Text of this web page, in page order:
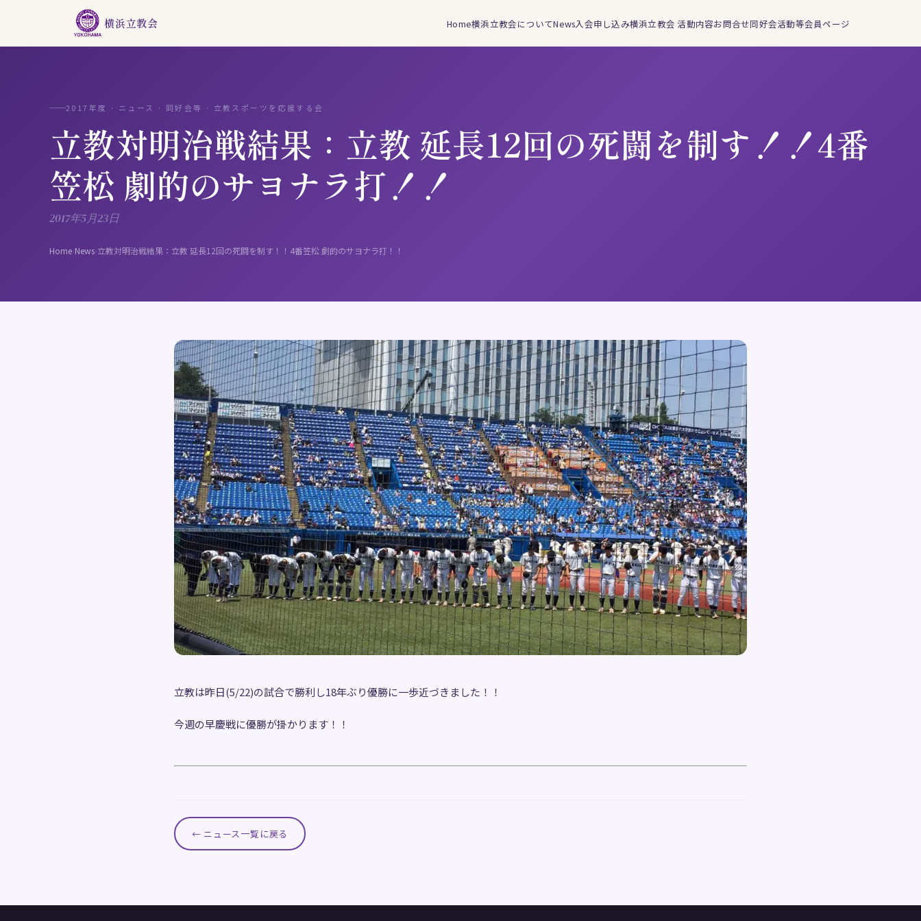
横浜立教会 Home横浜立教会についてNews入会申し込み横浜立教会 活動内容お問合せ同好会活動等会員ページ
2017年度 · ニュース · 同好会等 · 立教スポーツを応援する会
立教対明治戦結果：立教 延長12回の死闘を制す！！4番
笠松 劇的のサヨナラ打！！
2017年5月23日
Home›News›立教対明治戦結果：立教 延長12回の死闘を制す！！4番笠松 劇的のサヨナラ打！！
立教は昨日(5/22)の試合で勝利し18年ぶり優勝に一歩近づきました！！
今週の早慶戦に優勝が掛かります！！
← ニュース一覧に戻る